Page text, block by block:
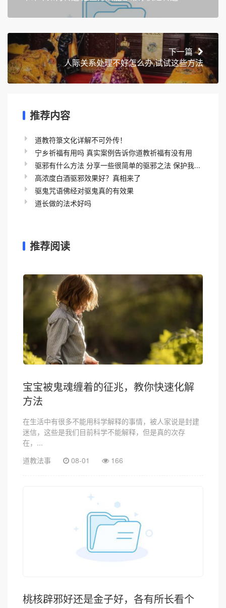
下一篇
人际关系处理不好怎么办,试试这些方法
推荐内容
道教符箓文化详解不可外传！
宁乡祈福有用吗 真实案例告诉你道教祈福有没有用
驱邪有什么方法 分享一些很简单的驱邪之法 保护我...
高浓度白酒驱邪效果好？真相来了
驱鬼咒语佛经对驱鬼真的有效果
道长做的法术好吗
推荐阅读
宝宝被鬼魂缠着的征兆，教你快速化解
方法
在生活中有很多不能用科学解释的事情，被人家说是封建
迷信，这些是我们目前科学不能解释，但是真的次存
在，...
道教法事
08-01 166
桃核辟邪好还是金子好，各有所长看个